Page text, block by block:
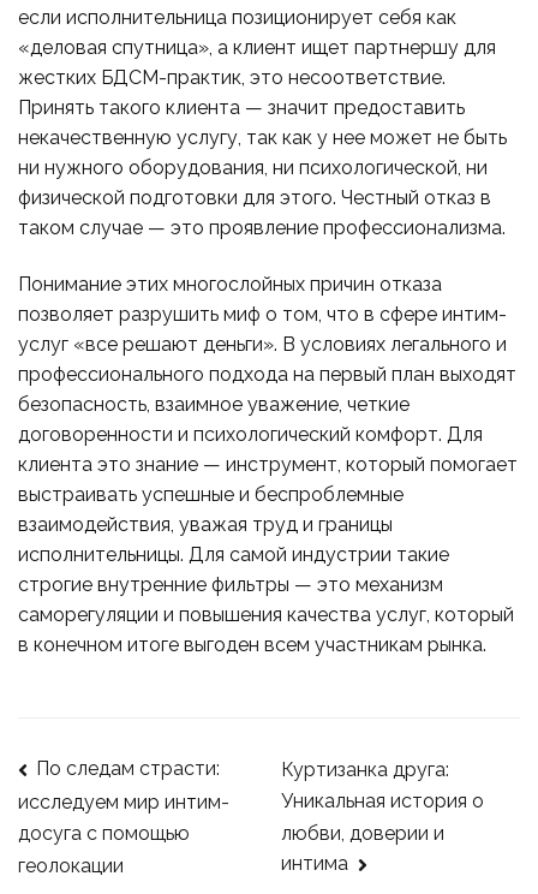
если исполнительница позиционирует себя как
«деловая спутница», а клиент ищет партнершу для
жестких БДСМ-практик, это несоответствие.
Принять такого клиента — значит предоставить
некачественную услугу, так как у нее может не быть
ни нужного оборудования, ни психологической, ни
физической подготовки для этого. Честный отказ в
таком случае — это проявление профессионализма.
Понимание этих многослойных причин отказа
позволяет разрушить миф о том, что в сфере интим-
услуг «все решают деньги». В условиях легального и
профессионального подхода на первый план выходят
безопасность, взаимное уважение, четкие
договоренности и психологический комфорт. Для
клиента это знание — инструмент, который помогает
выстраивать успешные и беспроблемные
взаимодействия, уважая труд и границы
исполнительницы. Для самой индустрии такие
строгие внутренние фильтры — это механизм
саморегуляции и повышения качества услуг, который
в конечном итоге выгоден всем участникам рынка.
По следам страсти:
исследуем мир интим-
досуга с помощью
геолокации
Куртизанка друга:
Уникальная история о
любви, доверии и
интима